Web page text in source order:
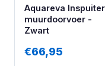
Aquareva
muurdoorvoer -
Zwart
€66,95